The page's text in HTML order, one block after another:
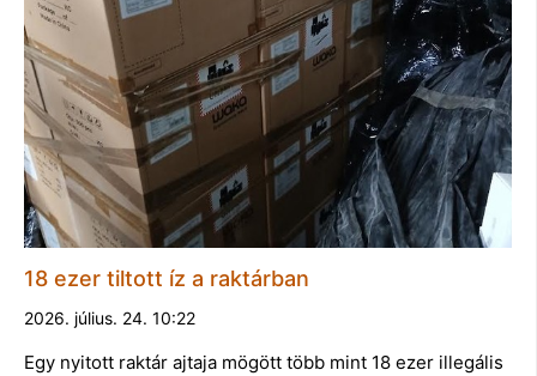
18 ezer tiltott íz a raktárban
2026. július. 24. 10:22
Egy nyitott raktár ajtaja mögött több mint 18 ezer illegális